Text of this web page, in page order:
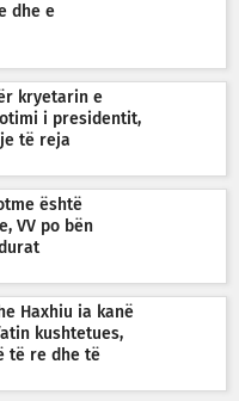
dhe e
kryetarin e
i presidentit,
të reja
është
VV po bën
Haxhiu ia kanë
kushtetues,
të re dhe të